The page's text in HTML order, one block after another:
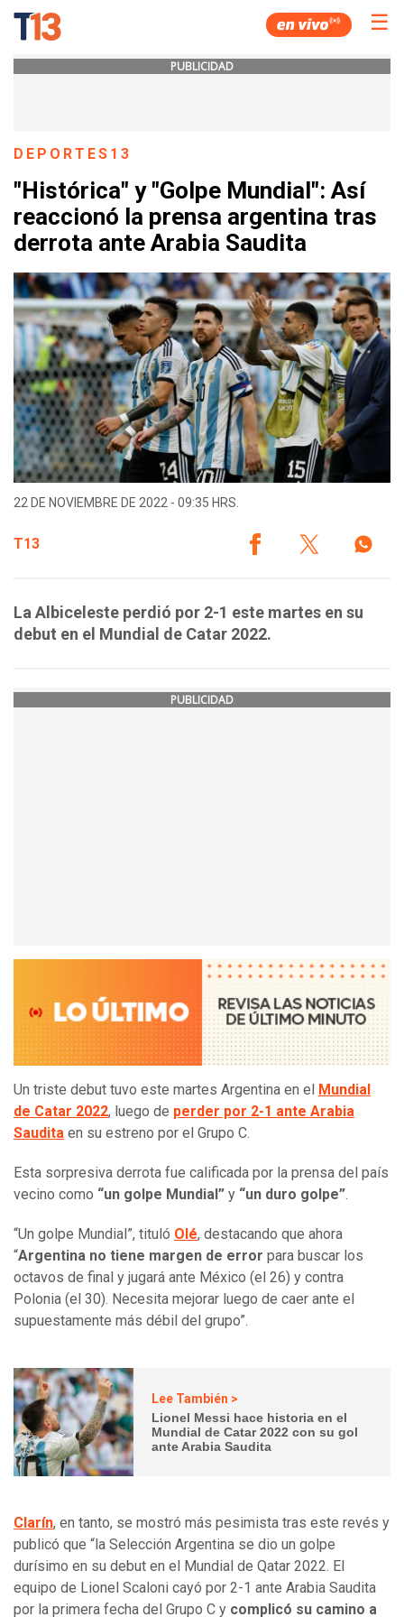
☰
PUBLICIDAD
DEPORTES13
"Histórica" y "Golpe Mundial": Así
reaccionó la prensa argentina tras
derrota ante Arabia Saudita
22 DE NOVIEMBRE DE 2022 - 09:35 HRS.
T13
La Albiceleste perdió por 2-1 este martes en su
debut en el Mundial de Catar 2022.
PUBLICIDAD
Un triste debut tuvo este martes Argentina en el
Mundial
de Catar 2022, luego de perder por 2-1 ante Arabia
Saudita en su estreno por el Grupo C.
Esta sorpresiva derrota fue calificada por la prensa del país
vecino como “un golpe Mundial” y “un duro golpe”.
“Un golpe Mundial”, tituló Olé, destacando que ahora
“Argentina no tiene margen de error para buscar los
octavos de final y jugará ante México (el 26) y contra
Polonia (el 30). Necesita mejorar luego de caer ante el
supuestamente más débil del grupo”.
Lee También >
Lionel Messi hace historia en el
Mundial de Catar 2022 con su gol
ante Arabia Saudita
Clarín, en tanto, se mostró más pesimista tras este revés y
publicó que “la Selección Argentina se dio un golpe
durísimo en su debut en el Mundial de Qatar 2022. El
equipo de Lionel Scaloni cayó por 2-1 ante Arabia Saudita
por la primera fecha del Grupo C y complicó su camino a